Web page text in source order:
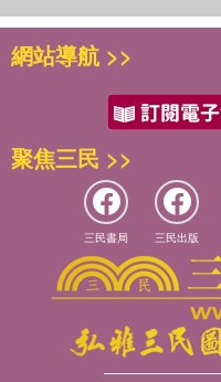
網站導航 >>
聚焦三民 >>
三民書局 三民出版